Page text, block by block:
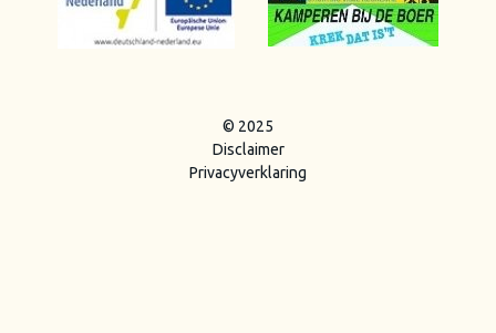
© 2025
Disclaimer
Privacyverklaring